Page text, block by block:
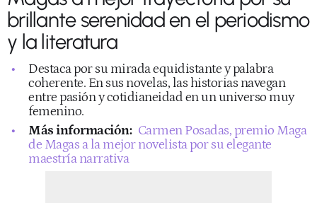
brillante serenidad en el periodismo
y la literatura
Destaca por su mirada equidistante y palabra
coherente. En sus novelas, las historias navegan
entre pasión y cotidianeidad en un universo muy
femenino.
Más información: Carmen Posadas, premio Maga
de Magas a la mejor novelista por su elegante
maestría narrativa